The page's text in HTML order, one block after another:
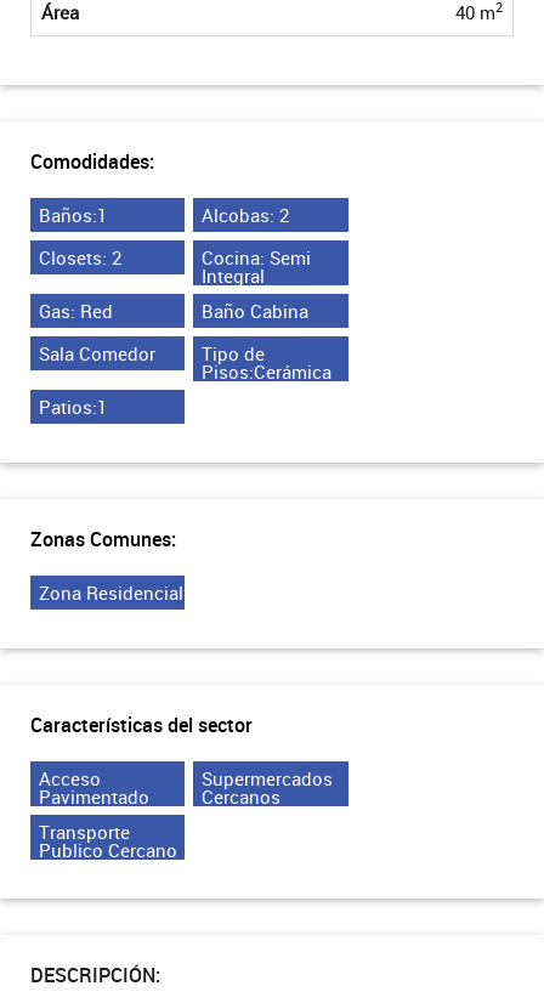
Área 40 m2
Comodidades:
Baños:1
Alcobas: 2
Closets: 2
Cocina: Semi
Integral
Gas: Red
Baño Cabina
Sala Comedor
Tipo de
Pisos:Cerámica
Patios:1
Zonas Comunes:
Zona Residencial
Características del sector
Acceso
Pavimentado
Supermercados
Cercanos
Transporte
Publico Cercano
DESCRIPCIÓN: